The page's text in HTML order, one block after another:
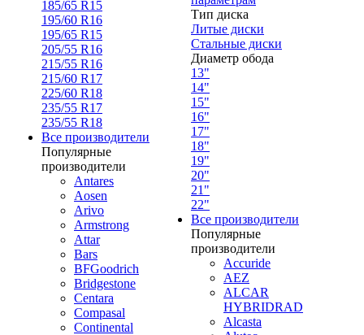
185/65 R15
195/60 R16
195/65 R15
205/55 R16
215/55 R16
215/60 R17
225/60 R18
235/55 R17
235/55 R18
Все производители
Популярные
производители
Antares
Aosen
Arivo
Armstrong
Attar
Bars
BFGoodrich
Bridgestone
Centara
Compasal
Continental
Тип диска
Литые диски
Стальные диски
Диаметр обода
13"
14"
15"
16"
17"
18"
19"
20"
21"
22"
Все производители
Популярные
производители
Accuride
AEZ
ALCAR
HYBRIDRAD
Alcasta